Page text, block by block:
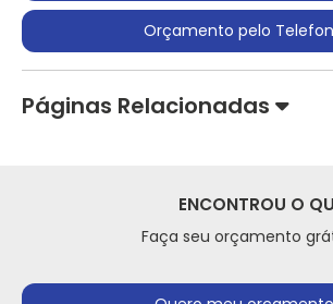
Orçamento pelo
Páginas Relacionadas
ENCONTROU O
Faça seu orçamento